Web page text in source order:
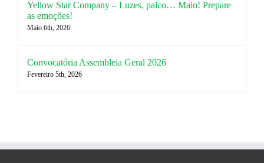
Yellow Star Company – Luzes, palco… Maio! Prepare
as emoções!
Maio 6th, 2026
Convocatória Assembleia Geral 2026
Fevereiro 5th, 2026